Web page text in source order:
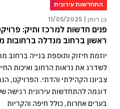
התחדשות עירונית
בן רומן |
11/05/2025
פנים חדשות למרכז ותיק:
ראשון ברחוב מנדלה ברחובות
יוזמת חיזוק ותוספת בנייה ברחוב
לשדרג את נראות הרחוב ואיכות
צביונו הקהילתי והדתי. הפרויקט,
דוגמה להתחדשות עירונית רגישה
בערים אחרות, כולל חיפה והקריות